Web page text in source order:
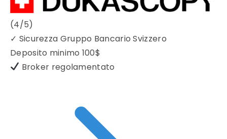
(4/5)
✓ Sicurezza Gruppo Bancario Svizzero
Deposito minimo 100$
Broker regolamentato